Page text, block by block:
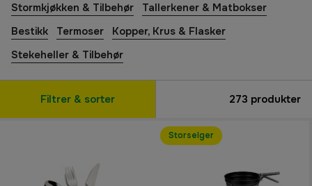
Stormkjøkken & Tilbehør
Tallerkener & Matbokser
Bestikk
Termoser
Kopper, Krus & Flasker
Stekeheller & Tilbehør
Filtrer & sorter 273 produkter
Storselger